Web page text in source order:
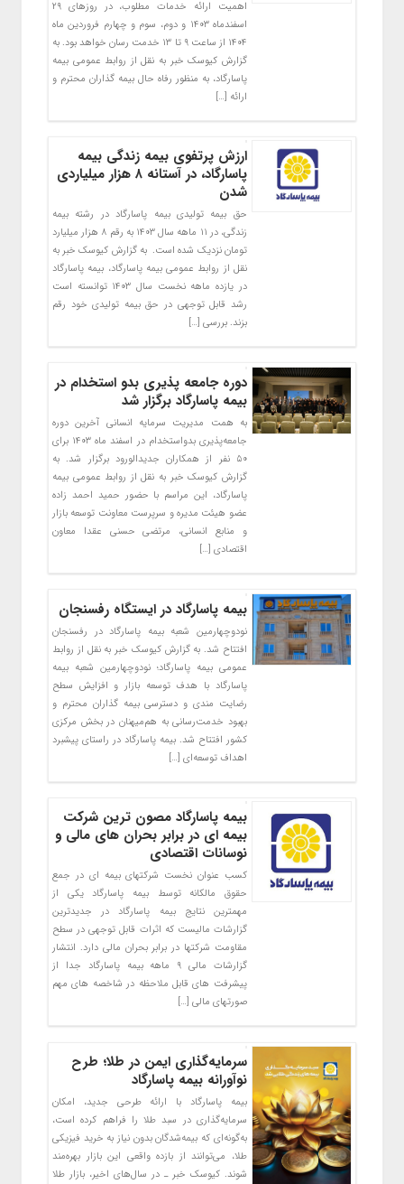
اهمیت ارائه خدمات مطلوب، در روزهای ۲۹
اسفندماه ۱۴۰۳ و دوم، سوم و چهارم فروردین ماه
۱۴۰۴ از ساعت ۹ تا ۱۳ خدمت رسان خواهد بود. به
گزارش کیوسک خبر به نقل از روابط عمومی بیمه
پاسارگاد، به منظور رفاه حال بیمه گذاران محترم و
ارائه […]
ارزش پرتفوی بیمه زندگی بیمه
پاسارگاد، در آستانه ۸ هزار میلیاردی
شدن
حق بیمه تولیدی بیمه پاسارگاد در رشته بیمه
زندگی، در ۱۱ ماهه سال ۱۴۰۳ به رقم ۸ هزار میلیارد
تومان نزدیک شده است. به گزارش کیوسک خبر به
نقل از روابط عمومی بیمه پاسارگاد، بیمه پاسارگاد
در یازده ماهه نخست سال ۱۴۰۳ توانسته است
رشد قابل توجهی در حق بیمه تولیدی خود رقم
بزند. بررسی […]
دوره جامعه پذیری بدو استخدام در
بیمه پاسارگاد برگزار شد
به همت مدیریت سرمایه انسانی آخرین دوره
جامعه‌پذیری بدواستخدام در اسفند ماه ۱۴۰۳ برای
۵۰ نفر از همکاران جدیدالورود برگزار شد. به
گزارش کیوسک خبر به نقل از روابط عمومی بیمه
پاسارگاد، این مراسم با حضور حمید احمد زاده
عضو هیئت مدیره و سرپرست معاونت توسعه بازار
و منابع انسانی، مرتضی حسنی عقدا معاون
اقتصادی […]
بیمه پاسارگاد در ایستگاه رفسنجان
نود‌و‌چهارمین شعبه بیمه پاسارگاد در رفسنجان
افتتاح شد. به گزارش کیوسک خبر به نقل از روابط
عمومی بیمه پاسارگاد؛ نود‌و‌چهارمین شعبه بیمه
پاسارگاد با هدف توسعه بازار و افزایش سطح
رضایت مندی و دسترسی بیمه گذاران محترم و
بهبود خدمت‌رسانی به هم‌میهنان در بخش مرکزی
کشور افتتاح شد. بیمه پاسارگاد در راستای پیشبرد
اهداف توسعه‌ای […]
بیمه پاسارگاد مصون ترین شرکت
بیمه ای در برابر بحران های مالی و
نوسانات اقتصادی
کسب عنوان نخست شرکتهای بیمه ای در جمع
حقوق مالکانه توسط بیمه پاسارگاد یکی از
مهمترین نتایج بیمه پاسارگاد در جدیدترین
گزارشات مالیست که اثرات قابل توجهی در سطح
مقاومت شرکتها در برابر بحران مالی دارد. انتشار
گزارشات مالی ۹ ماهه بیمه پاسارگاد جدا از
پیشرفت های قابل ملاحظه در شاخصه های مهم
صورتهای مالی […]
سرمایه‌گذاری ایمن در طلا؛ طرح
نوآورانه بیمه پاسارگاد
بیمه پاسارگاد با ارائه طرحی جدید، امکان
سرمایه‌گذاری در سبد طلا را فراهم کرده است،
به‌گونه‌ای که بیمه‌شدگان بدون نیاز به خرید فیزیکی
طلا، می‌توانند از بازده واقعی این بازار بهره‌مند
شوند. کیوسک خبر ـ در سال‌های اخیر، بازار طلا